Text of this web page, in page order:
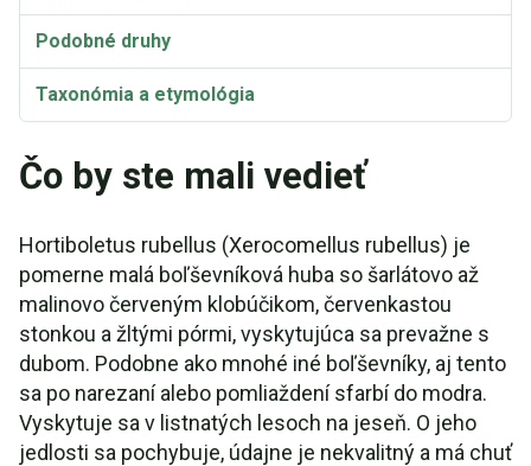
Podobné druhy
Taxonómia a etymológia
Čo by ste mali vedieť
Hortiboletus rubellus (Xerocomellus rubellus) je
pomerne malá boľševníková huba so šarlátovo až
malinovo červeným klobúčikom, červenkastou
stonkou a žltými pórmi, vyskytujúca sa prevažne s
dubom. Podobne ako mnohé iné boľševníky, aj tento
sa po narezaní alebo pomliaždení sfarbí do modra.
Vyskytuje sa v listnatých lesoch na jeseň. O jeho
jedlosti sa pochybuje, údajne je nekvalitný a má chuť